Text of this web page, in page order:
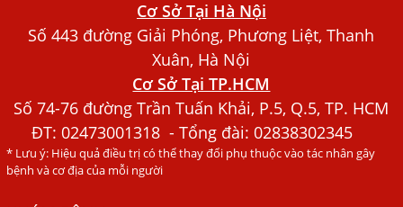
Xét Nghiệm Giun Sán Gồm Những Loại Nào? Chi Phí Bao
Người Đàn Ông Phát Ban Mẩn Đỏ Khắp Người, Sau Ba
Tháng Mới Tìm Ra Nguyên Nhân
Đau Mắt Đỏ, Nguyên Nhân Và Cách Điều Trị
HÀ NỘI – PHÁT BAN MẨN ĐỎ KHẮP NGƯỜI, ĐI KHÁM
Cơ Sở Tại Hà Nội
Số 443 đường Giải Phóng, Phương Liệt, Thanh
Xuân, Hà Nội
Cơ Sở Tại TP.HCM
Số 74-76 đường Trần Tuấn Khải, P.5, Q.5, TP. HCM
ĐT:02473001318 - Tổng đài: 02838302345
* Lưu ý: Hiệu quả điều trị có thể thay đổi phụ thuộc vào tác nhân gây
bệnh và cơ địa của mỗi người